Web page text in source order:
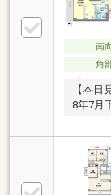
南
角
【本
8年7月
調、ク